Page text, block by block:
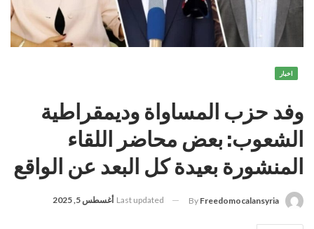
اخبار
وفد حزب المساواة وديمقراطية
الشعوب: بعض محاضر اللقاء
المنشورة بعيدة كل البعد عن الواقع
By Freedomocalansyria
Last updated أغسطس 5, 2025